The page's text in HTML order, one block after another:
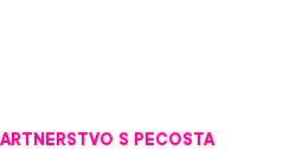
S PECOSTA